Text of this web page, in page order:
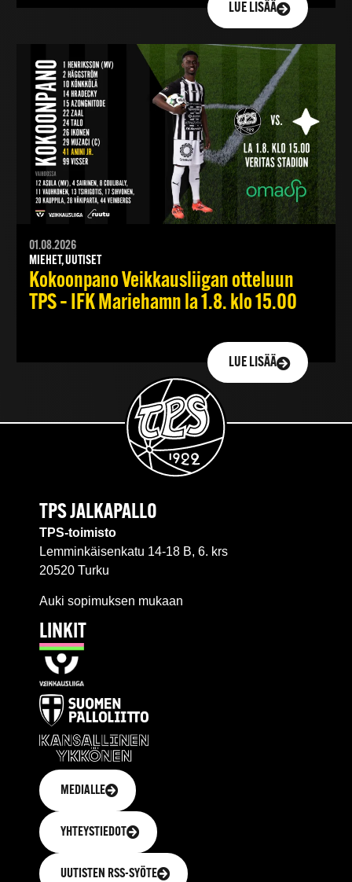
LUE LISÄÄ
01.08.2026
MIEHET, UUTISET
Kokoonpano Veikkausliigan otteluun
TPS – IFK Mariehamn la 1.8. klo 15.00
LUE LISÄÄ
TPS JALKAPALLO
TPS-toimisto
Lemminkäisenkatu 14-18 B, 6. krs
20520 Turku
Auki sopimuksen mukaan
LINKIT
MEDIALLE
YHTEYSTIEDOT
UUTISTEN RSS-SYÖTE